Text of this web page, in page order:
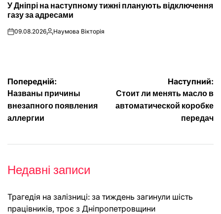
У
У Дніпрі на наступному тижні планують відключення
газу за адресами
on09.08.2026Опубліковано
Наумова Вікторія
Навігація
записів
Попередній:
Названы причины
внезапного появления
аллергии
Наступний:
Стоит ли менять масло в
автоматической коробке
передач
Недавні записи
Трагедія на залізниці: за тиждень загинули шість
працівників, троє з Дніпропетровщини